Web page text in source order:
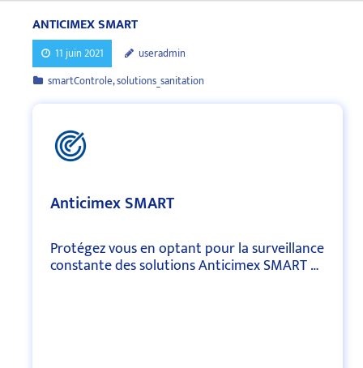
ANTICIMEX SMART
11 juin 2021
useradmin
smartControle,solutions_sanitation
Anticimex SMART
Protégez vousen optant pour la surveillance
constante des solutions Anticimex SMART …